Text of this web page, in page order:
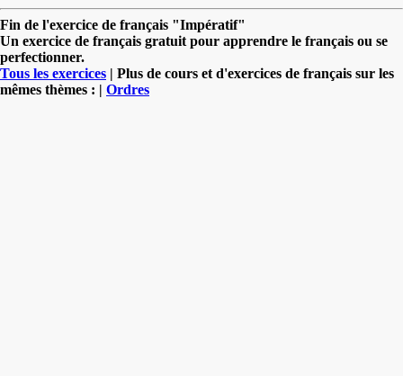
Fin de l'exercice de français "Impératif"
Un exercice de français gratuit pour apprendre le français ou se
perfectionner.
Tous les exercices | Plus de cours et d'exercices de français sur les
mêmes thèmes : | Ordres